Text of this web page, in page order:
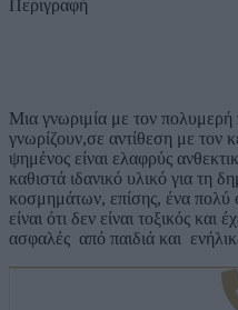
Περιγραφή
Μια γνωριμία με τον πολυμερή
γνωρίζουν,σε αντίθεση με τον
ψημένος είναι ελαφρύς
καθιστά ιδανικό υλικό για τη
κοσμημάτων, επίσης, ένα πολύ
είναι ότι δεν είναι τοξικός και
ασφαλές από παιδιά και